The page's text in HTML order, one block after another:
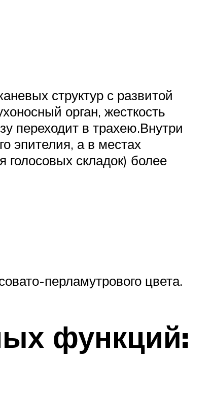
структур с развитой
орган, жесткость
переходит в трахею.Внутри
эпителия, а в местах
голосовых складок) более
перламутрового цвета.
функций: